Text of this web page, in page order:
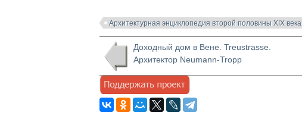
Архитектурная энциклопедия второй половины XIX века
Доходный дом в Вене. Treustrasse.
Архитектор Neumann-Tropp